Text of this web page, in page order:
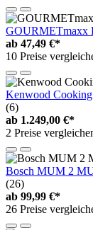
GOURMETmaxx
ab 47,49 €*
10 Preise
Kenwood
(6)
ab 1.249,00 €*
2 Preise
Bosch MUM 2
(26)
ab 99,99 €*
26 Preise